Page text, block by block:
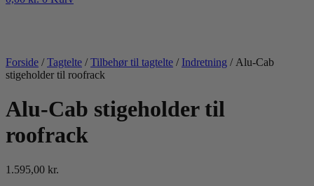
Forside /Tagtelte /Tilbehør til tagtelte / Indretning / Alu-Cab
stigeholder til roofrack
Alu-Cab stigeholder til
roofrack
1.595,00 kr.